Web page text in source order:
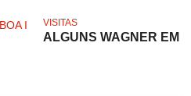
VISITAS
ALGUNS WAGNER EM